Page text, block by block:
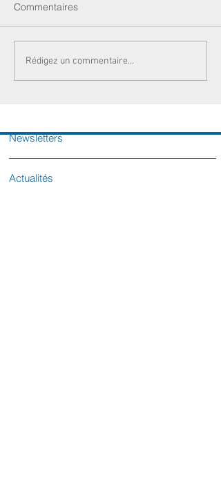
Commentaires
Rédigez un commentaire...
Newsletters
Actualités